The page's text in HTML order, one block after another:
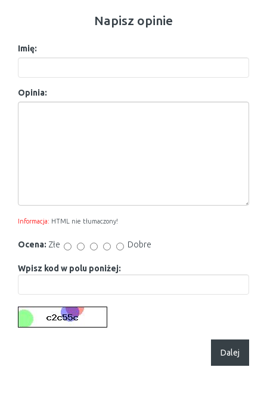
Napisz opinie
Imię:
Opinia:
Informacja: HTML nie tłumaczony!
Ocena: Złe Dobre
Wpisz kod w polu poniżej:
Dalej